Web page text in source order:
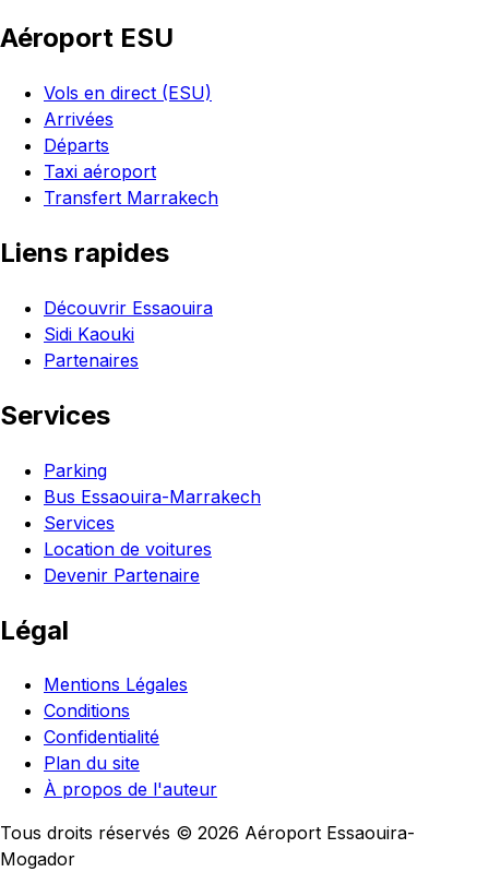
Aéroport ESU
Vols en direct (ESU)
Arrivées
Départs
Taxi aéroport
Transfert Marrakech
Liens rapides
Découvrir Essaouira
Sidi Kaouki
Partenaires
Services
Parking
Bus Essaouira-Marrakech
Services
Location de voitures
Devenir Partenaire
Légal
Mentions Légales
Conditions
Confidentialité
Plan du site
À propos de l'auteur
Tous droits réservés © 2026 Aéroport Essaouira-
Mogador